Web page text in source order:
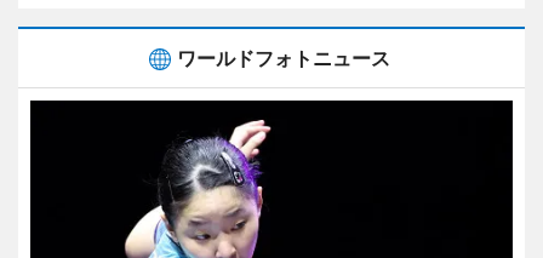
ワールドフォトニュース